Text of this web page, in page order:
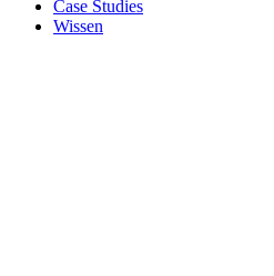
Case Studies
Wissen